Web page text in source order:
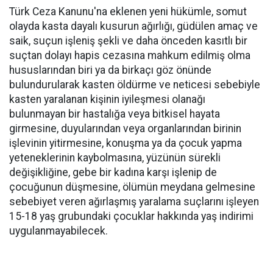
Türk Ceza Kanunu'na eklenen yeni hükümle, somut
olayda kasta dayalı kusurun ağırlığı, güdülen amaç ve
saik, suçun işleniş şekli ve daha önceden kasıtlı bir
suçtan dolayı hapis cezasına mahkum edilmiş olma
hususlarından biri ya da birkaçı göz önünde
bulundurularak kasten öldürme ve neticesi sebebiyle
kasten yaralanan kişinin iyileşmesi olanağı
bulunmayan bir hastalığa veya bitkisel hayata
girmesine, duyularından veya organlarından birinin
işlevinin yitirmesine, konuşma ya da çocuk yapma
yeteneklerinin kaybolmasına, yüzünün sürekli
değişikliğine, gebe bir kadına karşı işlenip de
çocuğunun düşmesine, ölümün meydana gelmesine
sebebiyet veren ağırlaşmış yaralama suçlarını işleyen
15-18 yaş grubundaki çocuklar hakkında yaş indirimi
uygulanmayabilecek.